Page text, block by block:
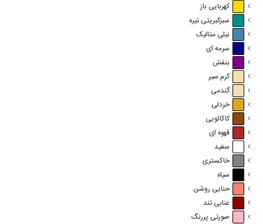
کهربایی باز
سبزکبریتی تیره
نیلی متالیک
سرمه ای
بنفش
کرم سیر
گندمی
خردلی
کاکائویی
قهوه ای
سفید
خاکستری
سیاه
حنایی روشن
عنابی تند
صورتی پررنگ